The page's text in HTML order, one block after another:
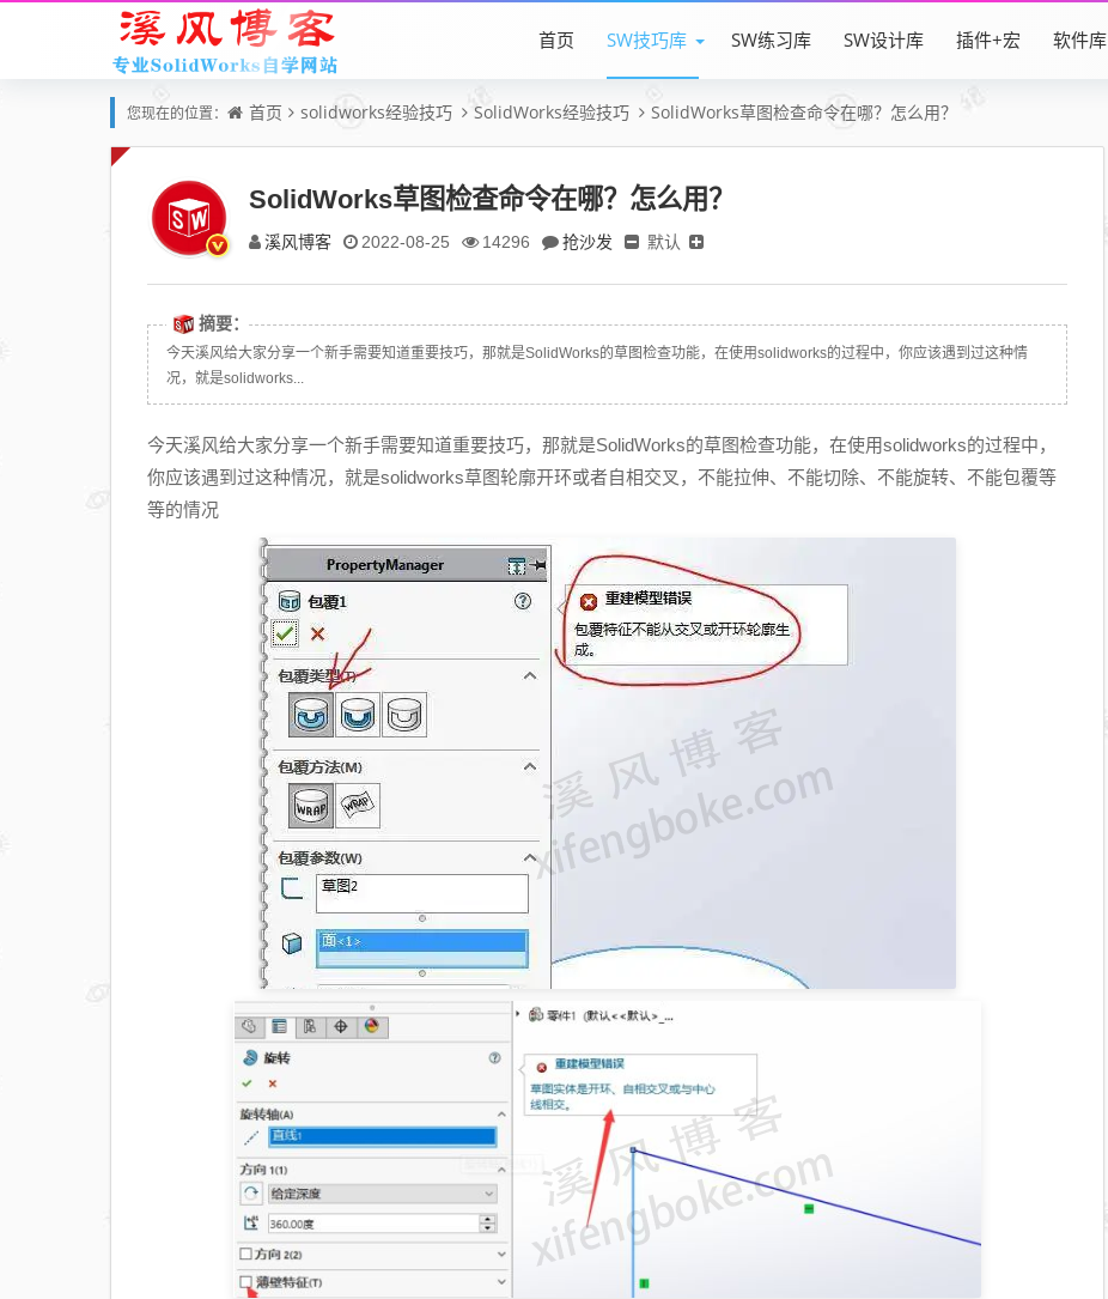
首页 SW技巧库 SW练习库 SW设计库 插件+宏 软件库
您现在的位置： 首页 solidworks经验技巧 SolidWorks经验技巧 SolidWorks草图检查命令在哪？怎么用？
SolidWorks草图检查命令在哪？怎么用？
溪风博客 2022-08-25 14296 抢沙发 默认
摘要：
今天溪风给大家分享一个新手需要知道重要技巧，那就是SolidWorks的草图检查功能，在使用solidworks的过程中，你应该遇到过这种情
况，就是solidworks...
今天溪风给大家分享一个新手需要知道重要技巧，那就是SolidWorks的草图检查功能，在使用solidworks的过程中，
你应该遇到过这种情况，就是solidworks草图轮廓开环或者自相交叉，不能拉伸、不能切除、不能旋转、不能包覆等
等的情况